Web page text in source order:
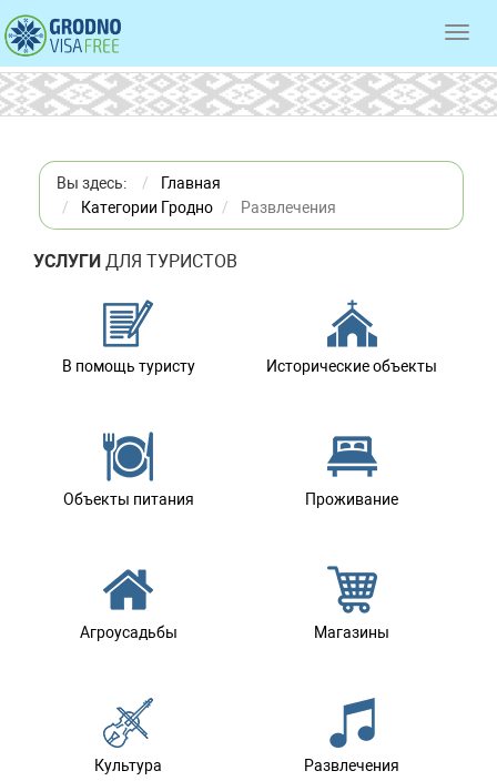
Вы здесь:
Главная
Категории Гродно
Развлечения
УСЛУГИ ДЛЯ ТУРИСТОВ
В помощь туристу Исторические объекты
Объекты питания Проживание
Агроусадьбы Магазины
Культура Развлечения